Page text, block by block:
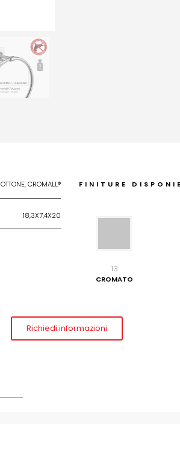
OTTONE, CROMALL®
18,3X7,4X20
FINITURE
13
CROMATO
Richiedi informazioni